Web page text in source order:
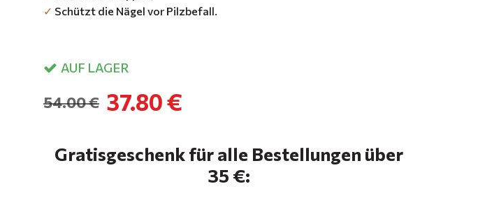
✓ Schützt die Nägel vor Pilzbefall.
AUF LAGER
37.80 €
54.00 €
Gratisgeschenk für alle Bestellungen über
35 €: